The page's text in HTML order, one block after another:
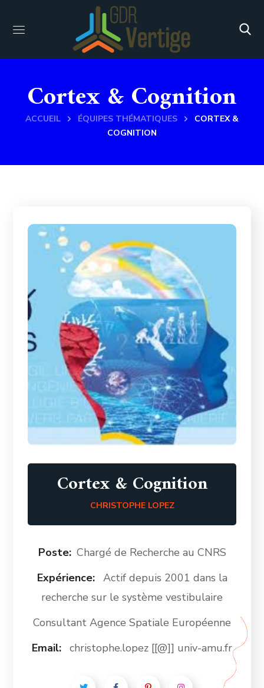
Cortex & Cognition
ACCUEIL ÉQUIPES THÉMATIQUES
CORTEX &
COGNITION
Cortex & Cognition
CHRISTOPHE LOPEZ
Poste: Chargé de Recherche au CNRS
Expérience: Actif depuis 2001 dans la
recherche sur le système vestibulaire
Consultant Agence Spatiale Européenne
Email: christophe.lopez [[@]] univ-amu.fr